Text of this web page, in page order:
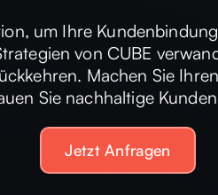
um Ihre
von CUBE
Machen Sie
Sie nachhaltige
Jetzt Anfragen